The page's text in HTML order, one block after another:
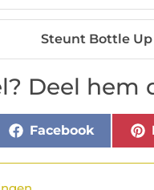
Steunt Bottle
Deel hem
Facebook